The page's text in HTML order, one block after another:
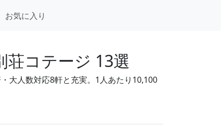
お気に入り
コテージ 13選
大人数対応8軒と充実。1人あたり10,100